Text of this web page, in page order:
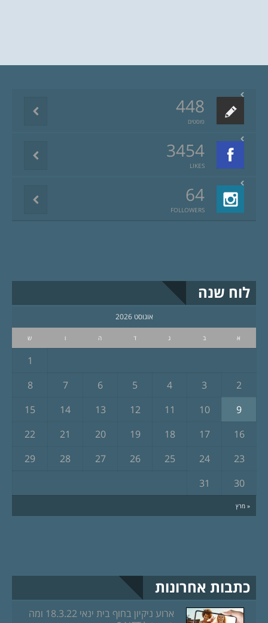
448
פוסטים
3454
LIKES
64
FOLLOWERS
לוח שנה
אוגוסט 2026
א ב ג ד ה ו ש
« מרץ
1
2
3
4
5
6
7
8
9
10
11
12
13
14
15
16
17
18
19
20
21
22
23
24
25
26
27
28
29
30
31
כתבות אחרונות
ארוע ניקיון בחוף בית ינאי 18.3.22 ומה